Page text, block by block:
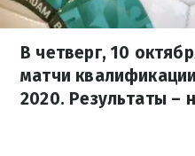
В четверг, 10
матчи
2020. Результаты –